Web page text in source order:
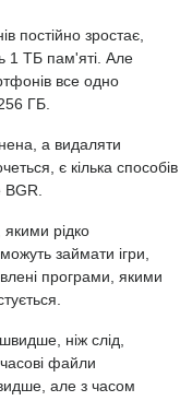
постійно зростає,
1 ТБ пам'яті. Але
все одно
ГБ.
а видаляти
є кілька способів
BGR.
рідко
займати ігри,
програми, якими
ніж слід,
файли
але з часом